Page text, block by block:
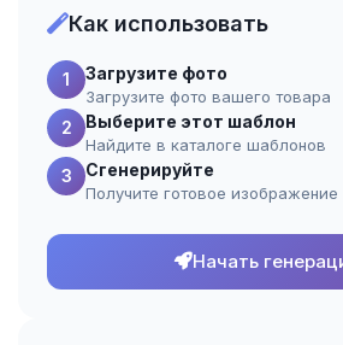
Как использовать
1 Загрузите фото
Загрузите фото вашего товара
2 Выберите этот шаблон
Найдите в каталоге шаблонов
3 Сгенерируйте
Получите готовое изображение
Начать